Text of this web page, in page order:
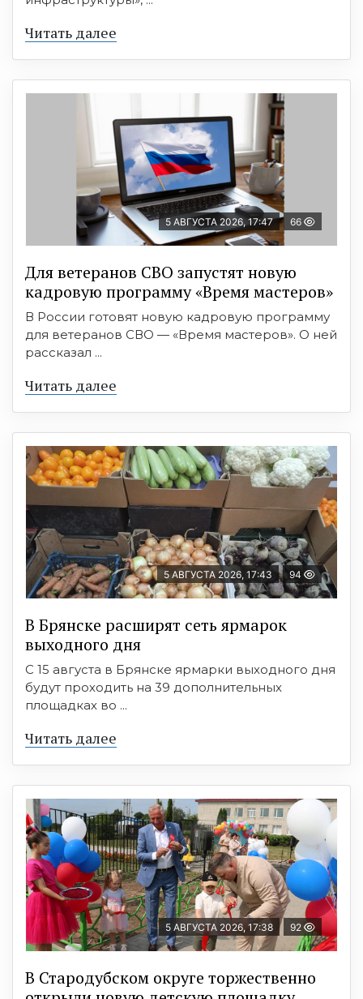
Читать далее
5 АВГУСТА 2026, 17:47 66
Для ветеранов СВО запустят новую
кадровую программу «Время мастеров»
В России готовят новую кадровую программу
для ветеранов СВО — «Время мастеров». О ней
рассказал ...
Читать далее
5 АВГУСТА 2026, 17:43 94
В Брянске расширят сеть ярмарок
выходного дня
С 15 августа в Брянске ярмарки выходного дня
будут проходить на 39 дополнительных
площадках во ...
Читать далее
5 АВГУСТА 2026, 17:38 92
В Стародубском округе торжественно